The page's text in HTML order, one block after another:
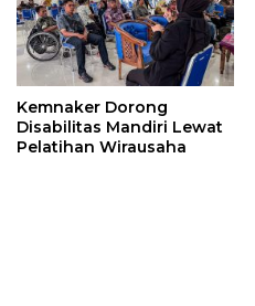
Kemnaker Dorong
Disabilitas Mandiri Lewat
Pelatihan Wirausaha